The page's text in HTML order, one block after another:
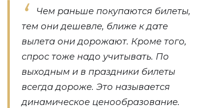
Чем раньше покупаются билеты,
тем они дешевле, ближе к дате
вылета они дорожают. Кроме того,
спрос тоже надо учитывать. По
выходным и в праздники билеты
всегда дороже. Это называется
динамическое ценообразование.